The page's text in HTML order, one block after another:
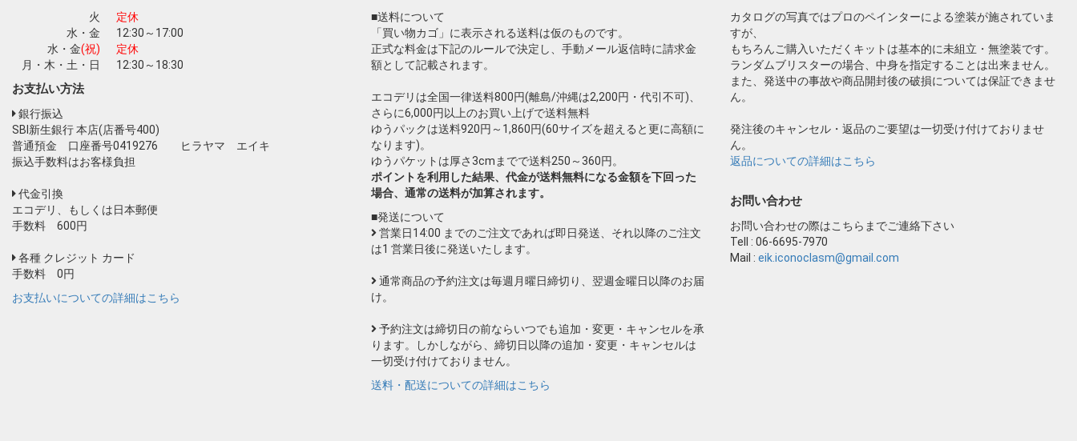
火
定休
水・金
12:30～17:00
水・金(祝)
定休
月・木・土・日
12:30～18:30
お支払い方法
銀行振込
SBI新生銀行 本店(店番号400)
普通預金 口座番号0419276 ヒラヤマ エイキ
振込手数料はお客様負担
代金引換
エコデリ、もしくは日本郵便
手数料 600円
各種 クレジット カード
手数料 0円
お支払いについての詳細はこちら
■送料について
「買い物カゴ」に表示される送料は仮のものです。
正式な料金は下記のルールで決定し、手動メール返信時に請求金
額として記載されます。
エコデリは全国一律送料800円(離島/沖縄は2,200円・代引不可)、
さらに6,000円以上のお買い上げで送料無料
ゆうパックは送料920円～1,860円(60サイズを超えると更に高額に
なります)。
ゆうパケットは厚さ3cmまでで送料250～360円。
ポイントを利用した結果、代金が送料無料になる金額を下回った
場合、通常の送料が加算されます。
■発送について
営業日14:00 までのご注文であれば即日発送、それ以降のご注文
は1 営業日後に発送いたします。
通常商品の予約注文は毎週月曜日締切り、翌週金曜日以降のお届
け。
予約注文は締切日の前ならいつでも追加・変更・キャンセルを承
ります。しかしながら、締切日以降の追加・変更・キャンセルは
一切受け付けておりません。
送料・配送についての詳細はこちら
カタログの写真ではプロのペインターによる塗装が施されていま
すが、
もちろんご購入いただくキットは基本的に未組立・無塗装です。
ランダムブリスターの場合、中身を指定することは出来ません。
また、発送中の事故や商品開封後の破損については保証できませ
ん。
発注後のキャンセル・返品のご要望は一切受け付けておりませ
ん。
返品についての詳細はこちら
お問い合わせ
お問い合わせの際はこちらまでご連絡下さい
Tell : 06-6695-7970
Mail : eik.iconoclasm@gmail.com